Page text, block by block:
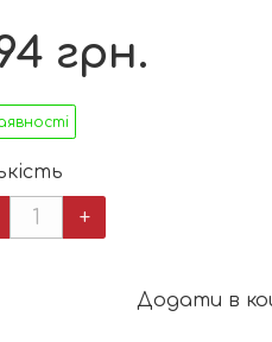
грн.
Органічний
засіб
+
Додати в